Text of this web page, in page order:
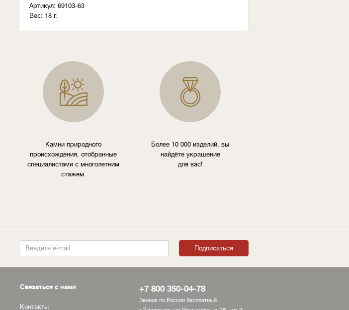
Артикул: 69103-63
Вес: 18 г.
Камни природного
происхождения, отобранные
специалистами с многолетним
стажем.
Более 10 000 изделий, вы
найдёте украшение
для вас!
Связаться с нами
Контакты
+7 800 350-04-78
Звонок по России бесплатный